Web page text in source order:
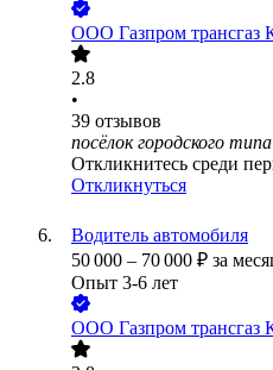
ООО Газпром трансгаз
2.8
•
39 отзывов
посёлок городского
Откликнитесь среди
Откликнуться
Водитель автомобиля
50 000 – 70 000 ₽ за
Опыт 3-6 лет
ООО Газпром трансгаз